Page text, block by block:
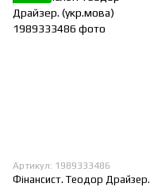
Артикул: 1989333486
Фінансист. Теодор Драйзер.